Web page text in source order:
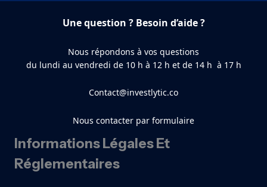
Une question ? Besoin d’aide ?
Nous répondons à vos questions
du lundi au vendredi de 10 h à 12 h et de 14 h à 17 h
Contact@investlytic.co
Nous contacter par formulaire
Informations Légales Et
Réglementaires